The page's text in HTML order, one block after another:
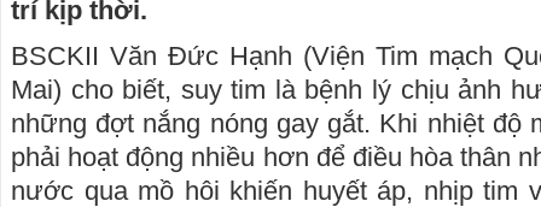
trí kịp thời.
BSCKII Văn Đức Hạnh (Viện Tim mạch
Mai) cho biết, suy tim là bệnh lý chịu ảnh
những đợt nắng nóng gay gắt. Khi nhiệt độ
phải hoạt động nhiều hơn để điều hòa thân
nước qua mồ hôi khiến huyết áp, nhịp tim